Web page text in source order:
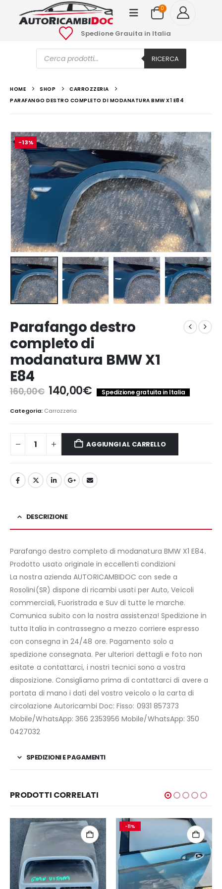
0
Spedione Grauita in Italia
Ricerca
prodotti RICERCA
HOME SHOP
CARROZZERIA
PARAFANGO DESTRO COMPLETO DI MODANATURA BMW X1 E84
-13%
Parafango destro
completo di
modanatura BMW X1
E84
160,00€ Il
prezzo
originale
era:
160,00€.
140,00€Il
prezzo
è:
140,00€.
Spedizione gratuita in Italia
Categoria: Carrozzeria
AGGIUNGI AL CARRELLO
DESCRIZIONE
Parafango destro completo di modanatura BMW X1 E84.
Prodotto usato originale in eccellenti condizioni
La nostra azienda AUTORICAMBIDOC con sede a
Rosolini(SR) dispone di ricambi usati per Auto, Veicoli
commerciali, Fuoristrada e Suv di tutte le marche.
Comunica subito con la nostra assistenza! Spedizione in
tutta Italia in contrassegno a mezzo corriere espresso
con consegna in 24/48 ore. Pagamento solo a
spedizione consegnata. Per ulteriori dettagli e foto non
esitate a contattarci, i nostri tecnici sono a vostra
disposizione. Consigliamo prima di contattarci di avere a
portata di mano i dati del vostro veicolo o la carta di
circolazione Autoricambi Doc: Fisso: 0931 857373
Mobile/WhatsApp: 366 2353956 Mobile/WhatsApp: 350
0427032
SPEDIZIONI E PAGAMENTI
PRODOTTI CORRELATI
-11%